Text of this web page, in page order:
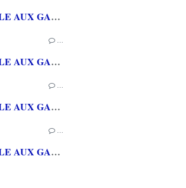
[LA PAROLE AUX GAMEURS ACTE CXXXVIII] Interview de Célia HODENT
…
[LA PAROLE AUX GAMEURS ACTE CXXXVII] Interview de Michael STORA
…
[LA PAROLE AUX GAMEURS ACTE CXXXVI] Interview de Christophe GERIN
…
[LA PAROLE AUX GAMEURS ACTE CXXXV] Interview de Loup LASSINAT-FOUBERT / Alexleserveur